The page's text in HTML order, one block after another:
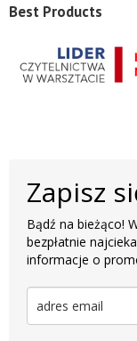
Best Products
Zapisz
Bądź na bieżąco!
bezpłatnie
informacje o